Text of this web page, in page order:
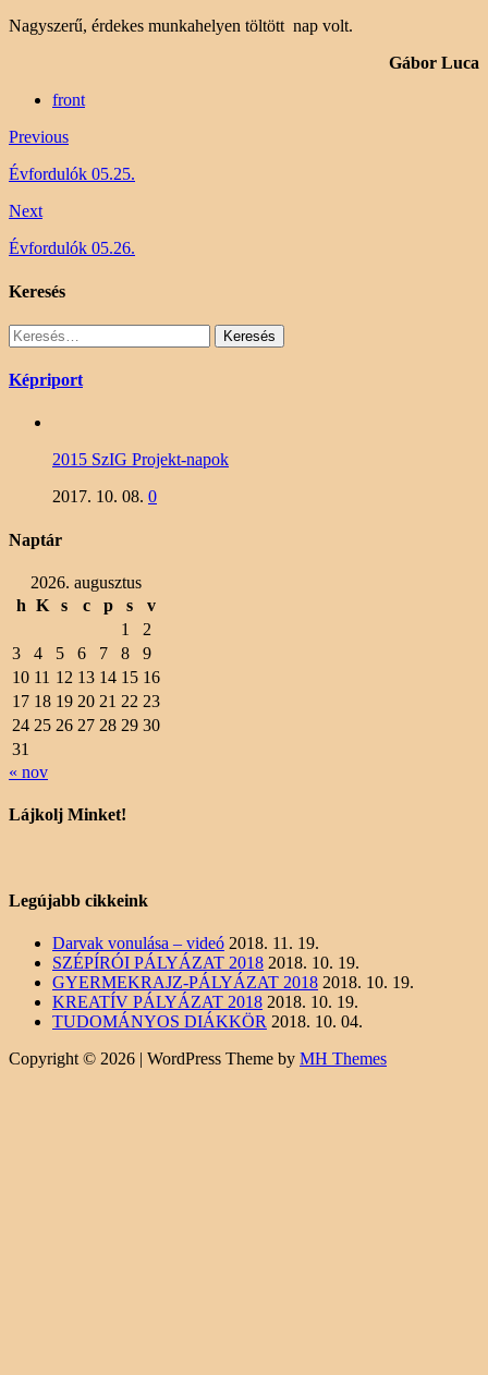
Nagyszerű, érdekes munkahelyen töltött nap volt.
Gábor Luca
front
Previous
Évfordulók 05.25.
Next
Évfordulók 05.26.
Keresés
Keresés:
Képriport
2015 SzIG Projekt-napok
2017. 10. 08. 0
Naptár
2026. augusztus
h K s c p s
v
1
2
3
4 5 6 7 8
9
10 11 12 13 14 15 16
17 18 19 20 21 22 23
24 25 26 27 28 29 30
31
« nov
Lájkolj Minket!
Legújabb cikkeink
Darvak vonulása – videó 2018. 11. 19.
SZÉPÍRÓI PÁLYÁZAT 2018 2018. 10. 19.
GYERMEKRAJZ-PÁLYÁZAT 2018 2018. 10. 19.
KREATÍV PÁLYÁZAT 2018 2018. 10. 19.
TUDOMÁNYOS DIÁKKÖR 2018. 10. 04.
Copyright © 2026 | WordPress Theme by MH Themes